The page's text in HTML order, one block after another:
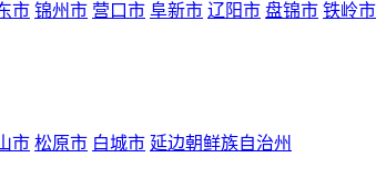
市 锦州市 营口市 阜新市 辽阳市 盘锦市 铁岭市
市 松原市 白城市 延边朝鲜族自治州